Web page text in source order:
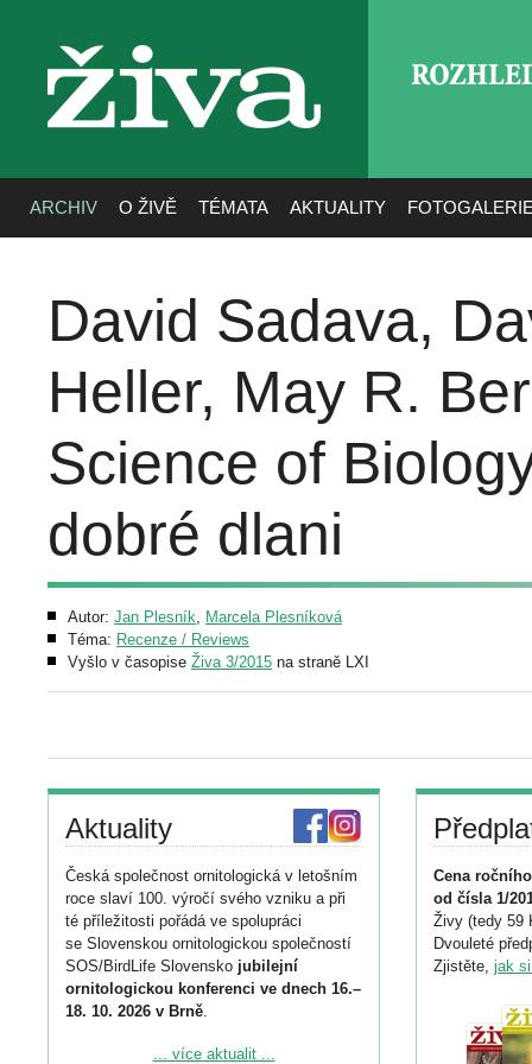
živa
ARCHIV O ŽIVĚ TÉMATA AKTUALITY
David Sadava,
Heller, May R.
Science of
dobré dlani
Autor: Jan Plesník, Marcela Plesníková
Téma: Recenze / Reviews
Vyšlo v časopise Živa 3/2015 na straně LXI
Aktuality
Česká společnost ornitologická v letošním
roce slaví 100. výročí svého vzniku a při
té příležitosti pořádá ve spolupráci
se Slovenskou ornitologickou společností
SOS/BirdLife Slovensko jubilejní
ornitologickou konferenci ve dnech 16.–
18. 10. 2026 v Brně.
Podrobnější informace ke konferenci
... více aktualit ...
Cena
od čísla 1/
Živy (tedy 59
Dvouleté
Zjistěte, jak